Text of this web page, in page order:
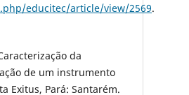
educitec/article/view/2569.
da
de um instrumento
Exitus, Pará: Santarém.